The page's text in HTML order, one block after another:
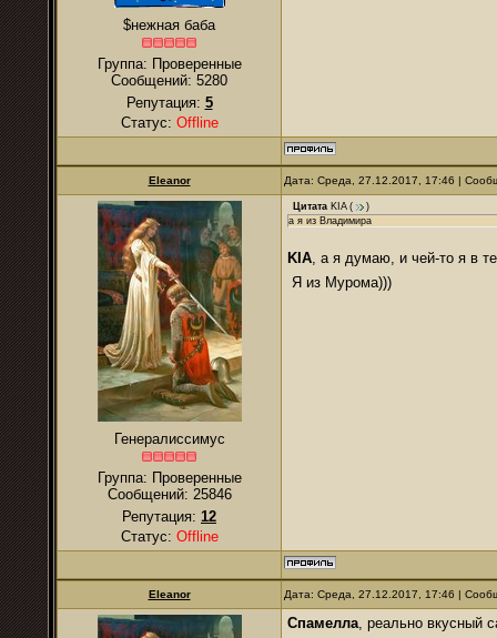
$нежная баба
Группа: Проверенные
Сообщений: 5280
Репутация: 5
Статус: Offline
Eleanor Дата: Среда, 27.12.2017, 17:46 |
Генералиссимус
Группа: Проверенные
Сообщений: 25846
Репутация: 12
Статус: Offline
Цитата KIA(
)
а я из Владимира
KIA, а я думаю, и чей-то я в
Я из Мурома)))
Eleanor Дата: Среда, 27.12.2017, 17:46 |
Спамелла, реально вкусный